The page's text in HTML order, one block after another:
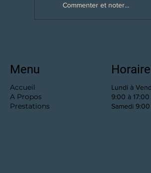
Commenter et noter...
Menu
Accueil
A Propos
Prestations
Lundi à
9:00 à 17:00
Samedi